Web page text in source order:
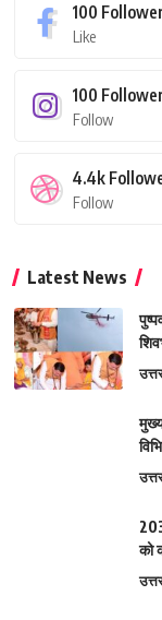
100
Like
100
Follow
4.4k
Follow
Latest News
को